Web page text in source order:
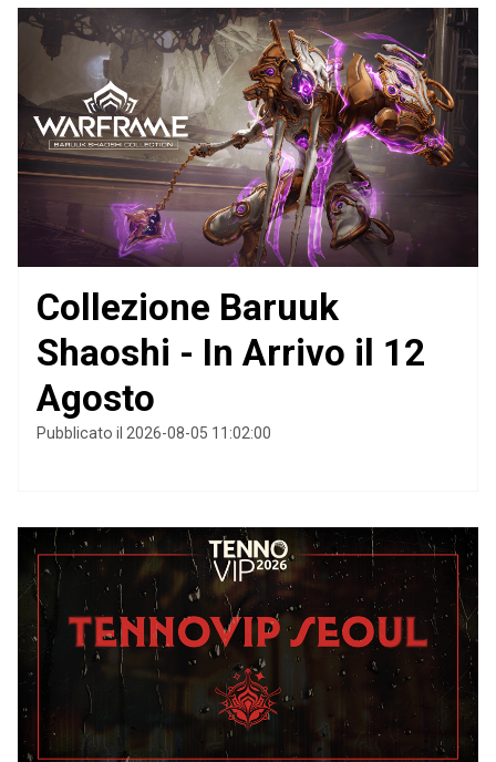
Collezione Baruuk
Shaoshi - In Arrivo il 12
Agosto
Pubblicato il 2026-08-05 11:02:00